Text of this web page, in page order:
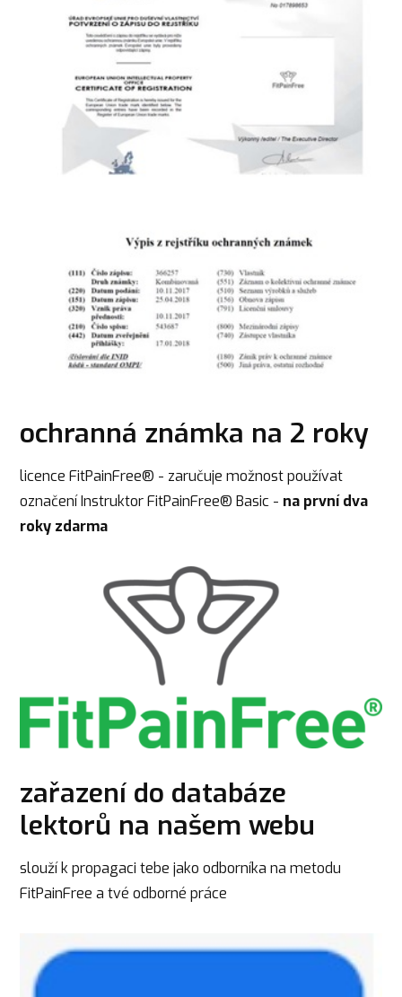
ochranná známka na 2 roky
licence FitPainFree® - zaručuje možnost používat
označení Instruktor FitPainFree® Basic - na první dva
roky zdarma
zařazení do databáze
lektorů na našem webu
slouží k propagaci tebe jako odborníka na metodu
FitPainFree a tvé odborné práce